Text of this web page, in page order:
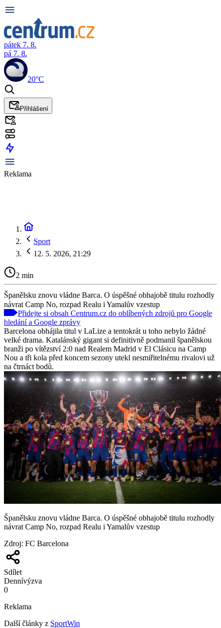
pátek 7. 8.
pá 7. 8.
20°C
Přihlášení
Reklama
Sport
12. 5. 2026, 21:29
2 min
Španělsku znovu vládne Barca. O úspěšné obhajobě titulu rozhodly
návrat Camp No, rozpad Realu i Yamalův vzestup
Přidejte si obsah Centrum.cz do oblíbených zdrojů pro Google
hledání a Google zprávy
Barcelona obhájila titul v LaLize a tentokrát u toho nebylo žádné
velké drama. Katalánský gigant si definitivně podmanil španělskou
branži po vítězství 2:0 nad Realem Madrid v El Clásicu na Camp
Nou a tři kola před koncem sezony utekl nesmiřitelnému rivalovi už
na čtrnáct bodů.
Španělsku znovu vládne Barca. O úspěšné obhajobě titulu rozhodly
návrat Camp No, rozpad Realu i Yamalův vzestup
Zdroj: FC Barcelona
Sdílet
Dennívýzva
0
Reklama
Další články z SportWin